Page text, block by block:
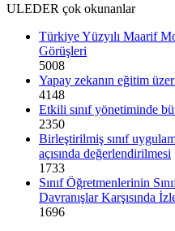
ULEDER çok okunanlar
Türkiye Yüzyılı Maarif
Görüşleri
5008
Yapay zekanın eğitim
4148
Etkili sınıf yönetiminde
2350
Birleştirilmiş sınıf
açısında değerlendirilmesi
1733
Sınıf Öğretmenlerinin
Davranışlar Karşısında
1696